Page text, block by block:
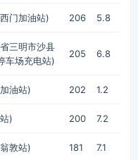
门加油站) 206 5.8
三明市沙县
车场充电站)
205 6.8
油站) 202 1.2
) 200 7.2
敦站) 181 7.1